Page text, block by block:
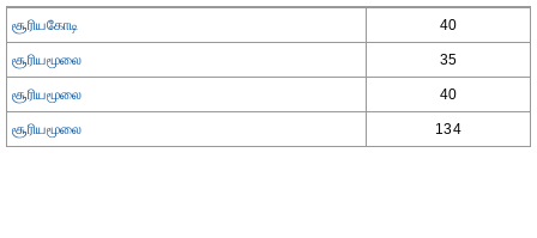
சூரியகோடி 40
சூரியமூலை 35
சூரியமூலை 40
சூரியமூலை 134